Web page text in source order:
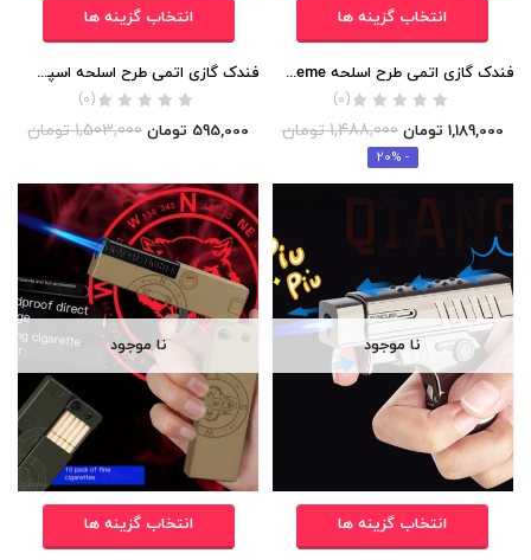
انتخاب گزینه ها
فندک گازی اتمی طرح اسلحه Supreme ( به همراه جعبه سیگار)
(0)
1,189,000 تومان 1,488,000 تومان
- 20%
انتخاب گزینه ها
فندک گازی اتمی طرح اسلحه اسپینری برند Focus اورجینال
(0)
595,000 تومان 1,503,000 تومان
نا موجود
انتخاب گزینه ها
نا موجود
انتخاب گزینه ها